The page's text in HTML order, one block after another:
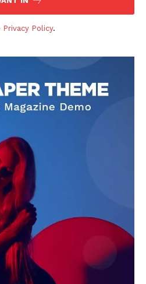
Privacy Policy.